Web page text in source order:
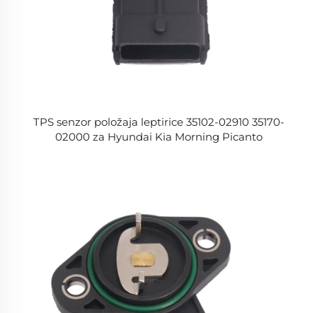
TPS senzor položaja leptirice 35102-02910 35170-
02000 za Hyundai Kia Morning Picanto